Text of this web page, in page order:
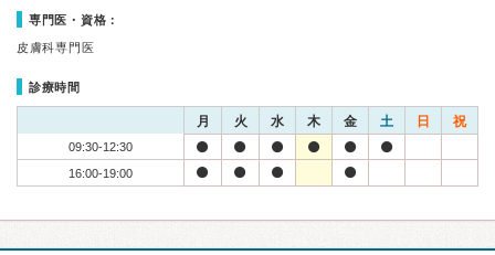
専門医・資格：
皮膚科専門医
診療時間
月 火 水 木 金 土 日 祝
09:30-12:30
16:00-19:00